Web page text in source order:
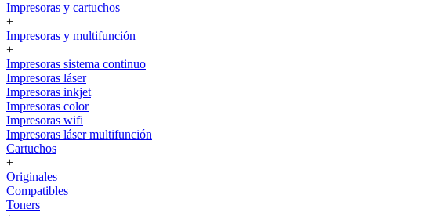
Impresoras y cartuchos
+
Impresoras y multifunción
+
Impresoras sistema continuo
Impresoras láser
Impresoras inkjet
Impresoras color
Impresoras wifi
Impresoras láser multifunción
Cartuchos
+
Originales
Compatibles
Toners